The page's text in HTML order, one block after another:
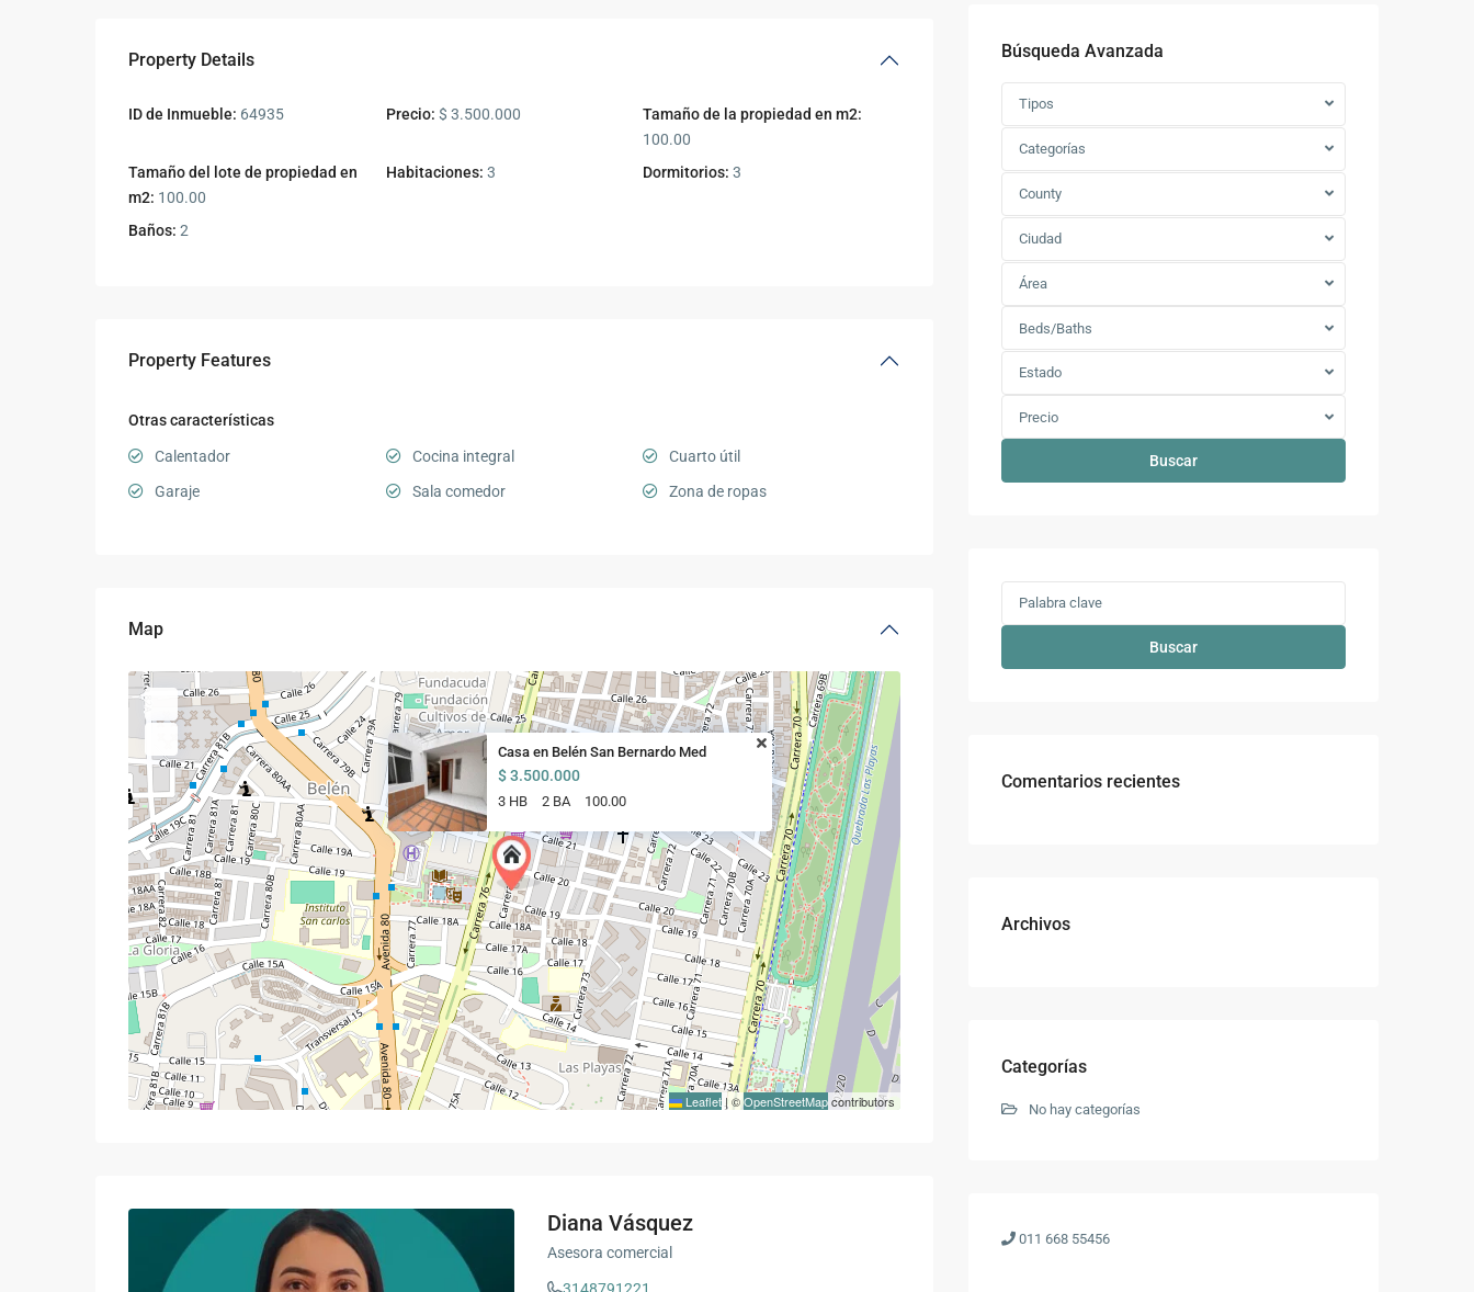
Property Details
ID de Inmueble: 64935 Precio: $ 3.500.000
Tamaño de la propiedad en m2:
100.00
Tamaño del lote de propiedad en
m2: 100.00
Habitaciones: 3 Dormitorios: 3
Baños: 2
Property Features
Otras características
Calentador Cocina integral
Cuarto útil
Garaje
Sala comedor Zona de ropas
Map
Casa en Belén San Bernardo Med
$ 3.500.000
3 HB 2 BA 100.00
Leaflet |©OpenStreetMapcontributors
Diana Vásquez
Asesora comercial
3148791221
Búsqueda Avanzada
Tipos
Categorías
County
Ciudad
Área
Beds/Baths
Estado
Precio
Buscar
Buscar
Comentarios recientes
Archivos
Categorías
No hay categorías
011 668 55456